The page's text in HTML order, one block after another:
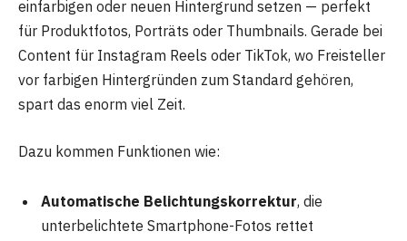
einfarbigen oder neuen Hintergrund setzen — perfekt
für Produktfotos, Porträts oder Thumbnails. Gerade bei
Content für Instagram Reels oder TikTok, wo Freisteller
vor farbigen Hintergründen zum Standard gehören,
spart das enorm viel Zeit.
Dazu kommen Funktionen wie:
Automatische Belichtungskorrektur, die
unterbelichtete Smartphone-Fotos rettet